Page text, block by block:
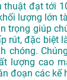
thuật đạt tới
lượng lớn
trọng giúp
rút, đặc biệt
chóng.
lượng cao
đoạn các kế